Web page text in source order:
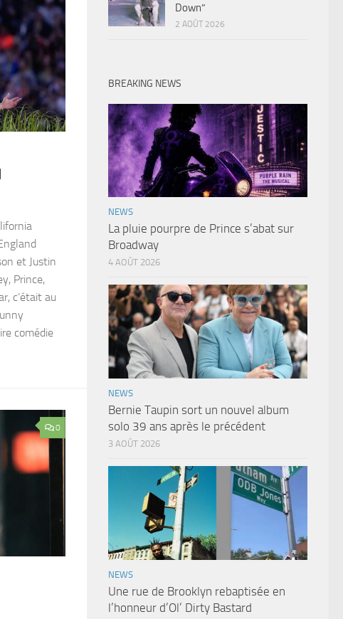
et Justin
Prince,
c’était au
comédie
0
Down”
2 AOÛT 2026
BREAKING NEWS
NEWS
La pluie pourpre de Prince s’abat sur
Broadway
4 AOÛT 2026
NEWS
Bernie Taupin sort un nouvel album
solo 39 ans après le précédent
3 AOÛT 2026
NEWS
Une rue de Brooklyn rebaptisée en
l’honneur d’Ol’ Dirty Bastard